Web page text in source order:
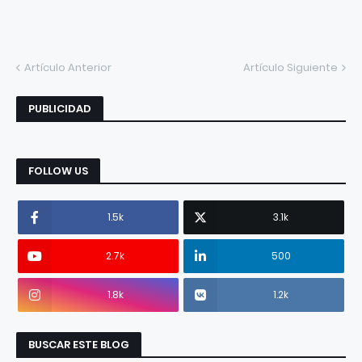
Artículo Anterior Artículo Siguiente
PUBLICIDAD
FOLLOW US
1.5k 3.1k
2.7k 500
1.8k 1.2k
BUSCAR ESTE BLOG